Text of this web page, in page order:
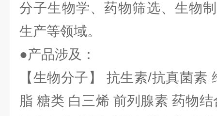
分子生物学、药物筛选、生物
生产等领域。
●产品涉及：
【生物分子】 抗生素/抗真菌素
脂 糖类 白三烯 前列腺素 药物